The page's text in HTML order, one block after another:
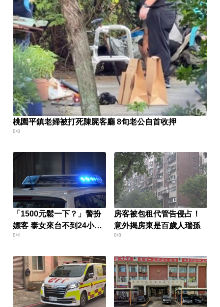
桃園平鎮老婦被打死陳屍客廳 8旬老公自首收押
8/8
「1500元鬆一下？」警扮
嫖客 泰女來台不到24小時
就被逮
8/4
房客被包租代管告侵占！
意外揭房東是百歲人瑞孫
8/8